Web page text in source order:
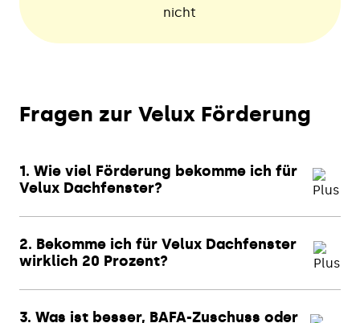
nicht
Fragen zur Velux Förderung
1. Wie viel Förderung bekomme ich für
Velux Dachfenster?
2. Bekomme ich für Velux Dachfenster
wirklich 20 Prozent?
3. Was ist besser, BAFA-Zuschuss oder